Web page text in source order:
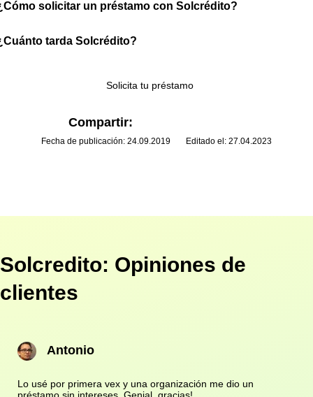
solicitar un préstamo con Solcrédito?
tarda Solcrédito?
Solicita tu préstamo
Compartir:
Fecha de publicación: 24.09.2019 Editado el: 27.04.2023
Solcredito: Opiniones de
clientes
Antonio
Lo usé por primera vex y una organización me dio un